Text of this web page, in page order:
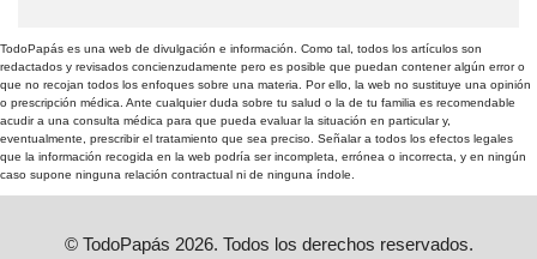
TodoPapás es una web de divulgación e información. Como tal, todos los artículos son
redactados y revisados concienzudamente pero es posible que puedan contener algún error o
que no recojan todos los enfoques sobre una materia. Por ello, la web no sustituye una opinión
o prescripción médica. Ante cualquier duda sobre tu salud o la de tu familia es recomendable
acudir a una consulta médica para que pueda evaluar la situación en particular y,
eventualmente, prescribir el tratamiento que sea preciso. Señalar a todos los efectos legales
que la información recogida en la web podría ser incompleta, errónea o incorrecta, y en ningún
caso supone ninguna relación contractual ni de ninguna índole.
© TodoPapás 2026. Todos los derechos reservados.